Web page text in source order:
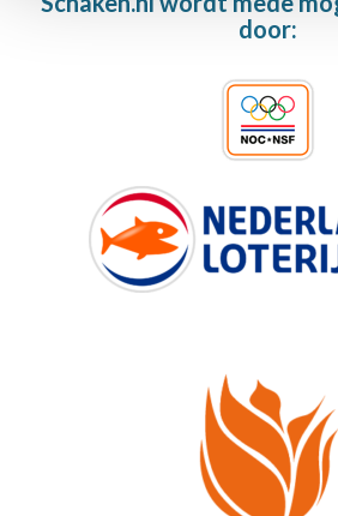
door: